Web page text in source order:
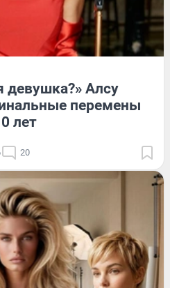
девушка?» Алсу
перемены
лет
20